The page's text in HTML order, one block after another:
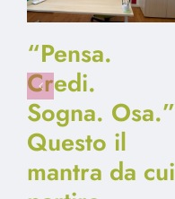
“Pensa.
Credi.
Sogna. Osa.”
Questo il
mantra da cui